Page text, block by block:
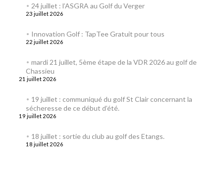
24 juillet : l’ASGRA au Golf du Verger
23 juillet 2026
Innovation Golf : TapTee Gratuit pour tous
22 juillet 2026
mardi 21 juillet, 5ème étape de la VDR 2026 au golf de
Chassieu
21 juillet 2026
19 juillet : communiqué du golf St Clair concernant la
sécheresse de ce début d’été.
19 juillet 2026
18 juillet : sortie du club au golf des Etangs.
18 juillet 2026